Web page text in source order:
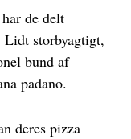
de delt
Lidt storbyagtigt,
bund af
padano.
deres pizza